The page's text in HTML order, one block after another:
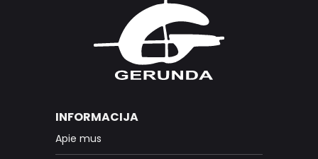
INFORMACIJA
Apie mus